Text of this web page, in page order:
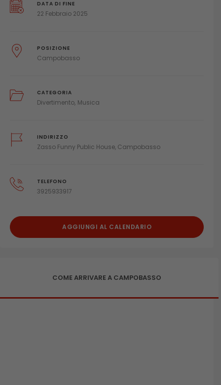
DATA DI FINE
22 Febbraio 2025
POSIZIONE
Campobasso
CATEGORIA
Divertimento Musica
INDIRIZZO
Zasso Funny Public House, Campobasso
TELEFONO
3925933917
AGGIUNGI AL CALENDARIO
COME ARRIVARE A CAMPOBASSO